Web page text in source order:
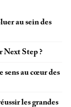
au sein des
Next Step ?
sens au cœur des
les grandes